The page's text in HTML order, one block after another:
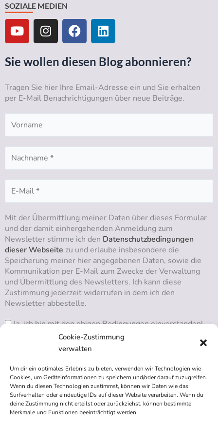
Cookie-Zustimmung
verwalten
Um dir ein optimales Erlebnis zu bieten, verwenden wir Technologien wie
Cookies, um Geräteinformationen zu speichern und/oder darauf zuzugreifen.
Wenn du diesen Technologien zustimmst, können wir Daten wie das
Surfverhalten oder eindeutige IDs auf dieser Website verarbeiten. Wenn du
deine Zustimmung nicht erteilst oder zurückziehst, können bestimmte
Merkmale und Funktionen beeinträchtigt werden.
SOZIALE MEDIEN
Y
o
u
t
u
e
I
n
s
t
a
g
r
a
m
F
a
c
e
b
o
o
k
L
i
n
k
e
d
i
n
Sie wollen diesen Blog abonnieren?
Tragen Sie hier Ihre Email-Adresse ein und Sie erhalten
per E-Mail Benachrichtigungen über neue Beiträge.
Mit der Übermittlung meiner Daten über dieses Formular
und der damit einhergehenden Anmeldung zum
Newsletter stimme ich den Datenschutzbedingungen
dieser Webseite zu und erlaube insbesondere die
Speicherung meiner hier angegebenen Daten, sowie die
Kommunikation per E-Mail zum Zwecke der Verwaltung
und Übermittlung des Newsletters. Ich kann diese
Zustimmung jederzeit widerrufen in dem ich den
Newsletter abbestelle.
Ja, ich bin mit den obigen Bedingungen einverstanden!
RSS ABONNIEREN